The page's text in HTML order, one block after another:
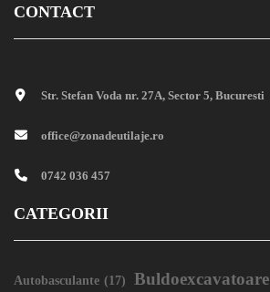
CONTACT
Str. Stefan Voda nr. 27A, Sector 5, Bucuresti
office@zonadeutilaje.ro
0742 036 457
CATEGORII
Autobasculante (17) Buldoexcavatoare